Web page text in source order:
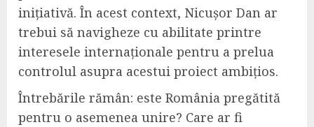
inițiativă. În acest context, Nicușor Dan ar
trebui să navigheze cu abilitate printre
interesele internaționale pentru a prelua
controlul asupra acestui proiect ambițios.
Întrebările rămân: este România pregătită
pentru o asemenea unire? Care ar fi